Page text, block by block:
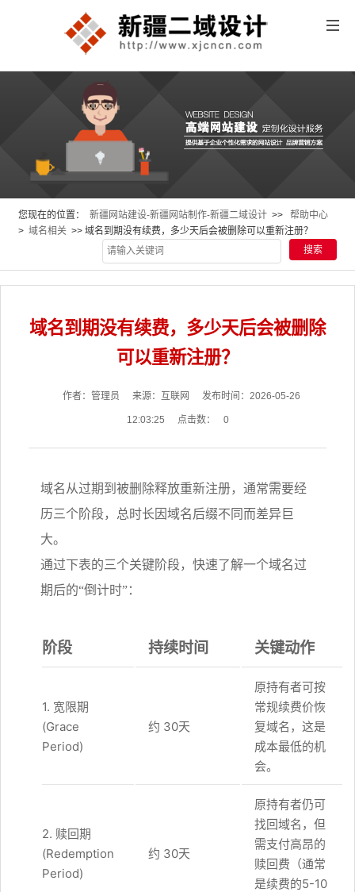
您现在的位置： 新疆网站建设-新疆网站制作-新疆二域设计 >>
帮助中心
> 域名相关 >> 域名到期没有续费，多少天后会被删除可以重新注册？
域名到期没有续费，多少天后会被删除
可以重新注册？
作者：管理员 来源：互联网 发布时间：2026-05-26
12:03:25 点击数： 0
域名从过期到被删除释放重新注册，通常需要经
历三个阶段，总时长因域名后缀不同而差异巨
大。
通过下表的三个关键阶段，快速了解一个域名过
期后的“倒计时”：
阶段 持续时间 关键动作
1. 宽限期
(Grace
Period)
约 30天
原持有者可按
常规续费价恢
复域名，这是
成本最低的机
会。
2. 赎回期
(Redemption
Period)
约 30天
原持有者仍可
找回域名，但
需支付高昂的
赎回费（通常
是续费的5-10